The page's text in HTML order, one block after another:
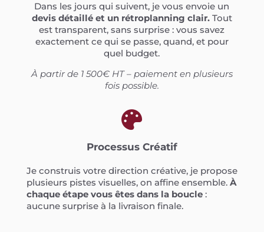
Dans les jours qui suivent, je vous envoie un
devis détaillé et un rétroplanning clair.Tout
est transparent, sans surprise : vous savez
exactement ce qui se passe, quand, et pour
quel budget.
À partir de 1 500€ HT – paiement en plusieurs
fois possible.

Processus Créatif
Je construis votre direction créative, je propose
plusieurs pistes visuelles, on affine ensemble. À
chaque étape vous êtes dans la boucle:
aucune surprise à la livraison finale.